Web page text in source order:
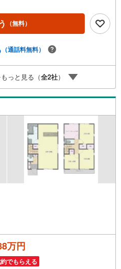
・現地を見学する】ボタンから日
祝日のご案内はもちろんOK！（9:
る物件もまとめてご案内できま
ーム探しをチームリノハウスが親
（無料）
（通話料無料）
っと見る（全2社）
万円
でもらえる